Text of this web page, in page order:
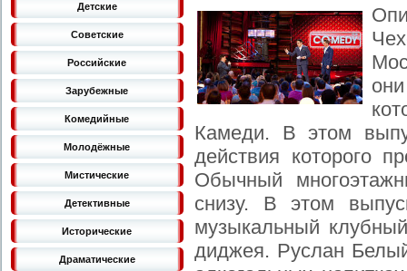
Детские
Советские
Российские
Зарубежные
Комедийные
Молодёжные
Мистические
Детективные
Исторические
Драматические
Камеди. В этом
действия которого
Обычный
снизу. В этом
музыкальный
диджея. Руслан